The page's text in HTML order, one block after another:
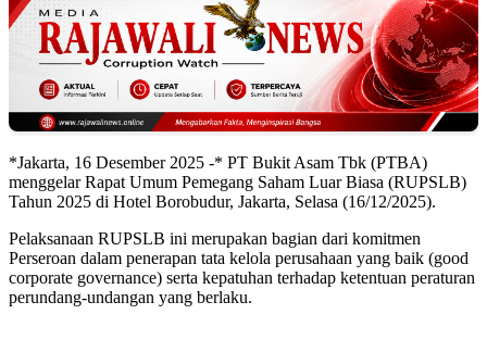
*Jakarta, 16 Desember 2025 -* PT Bukit Asam Tbk (PTBA)
menggelar Rapat Umum Pemegang Saham Luar Biasa (RUPSLB)
Tahun 2025 di Hotel Borobudur, Jakarta, Selasa (16/12/2025).
Pelaksanaan RUPSLB ini merupakan bagian dari komitmen
Perseroan dalam penerapan tata kelola perusahaan yang baik (good
corporate governance) serta kepatuhan terhadap ketentuan peraturan
perundang-undangan yang berlaku.